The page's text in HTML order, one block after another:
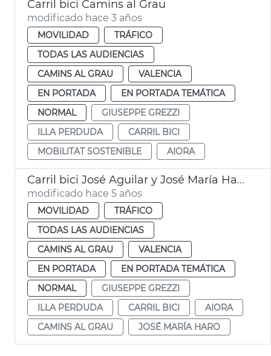
Carril bici Camins al Grau
modificado hace 3 años
MOVILIDAD
TRÁFICO
TODAS LAS AUDIENCIAS
CAMINS AL GRAU
VALENCIA
EN PORTADA
EN PORTADA TEMÁTICA
NORMAL
GIUSEPPE GREZZI
ILLA PERDUDA
CARRIL BICI
MOBILITAT SOSTENIBLE
AIORA
Carril bici José Aguilar y José María Haro
modificado hace 5 años
MOVILIDAD
TRÁFICO
TODAS LAS AUDIENCIAS
CAMINS AL GRAU
VALENCIA
EN PORTADA
EN PORTADA TEMÁTICA
NORMAL
GIUSEPPE GREZZI
ILLA PERDUDA
CARRIL BICI
AIORA
CAMINS AL GRAU
JOSÉ MARÍA HARO